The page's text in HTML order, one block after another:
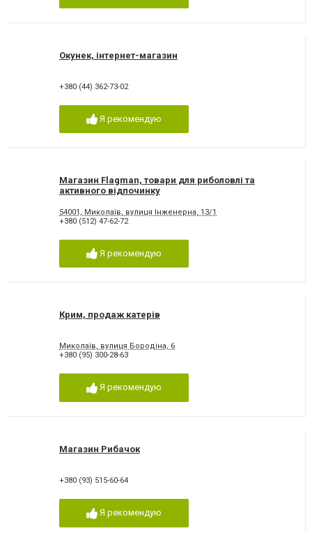
Окунек, інтернет-магазин
+380 (44) 362-73-02
Я рекомендую
Магазин Flagman, товари для риболовлі та
активного відпочинку
54001, Миколаїв, вулиця Інженерна, 13/1
+380 (512) 47-62-72
Я рекомендую
Крим, продаж катерів
Миколаїв, вулиця Бородіна, 6
+380 (95) 300-28-63
Я рекомендую
Магазин Рибачок
+380 (93) 515-60-64
Я рекомендую